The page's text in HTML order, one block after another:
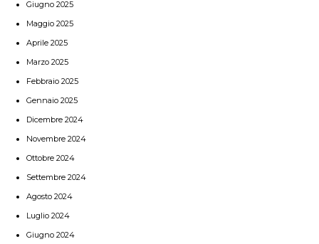
Giugno 2025
Maggio 2025
Aprile 2025
Marzo 2025
Febbraio 2025
Gennaio 2025
Dicembre 2024
Novembre 2024
Ottobre 2024
Settembre 2024
Agosto 2024
Luglio 2024
Giugno 2024